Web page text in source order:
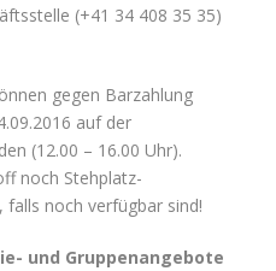
(+41 34 408 35 35)
gegen Barzahlung
auf der
(12.00 – 16.00 Uhr).
noch Stehplatz-
noch verfügbar sind!
und Gruppenangebote